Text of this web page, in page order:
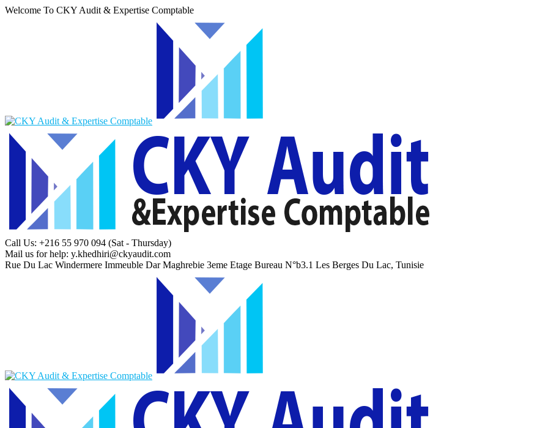
Welcome To CKY Audit & Expertise Comptable
Call Us: +216 55 970 094 (Sat - Thursday)
Mail us for help: y.khedhiri@ckyaudit.com
Rue Du Lac Windermere Immeuble Dar Maghrebie 3eme Etage Bureau N°b3.1 Les Berges Du Lac, Tunisie